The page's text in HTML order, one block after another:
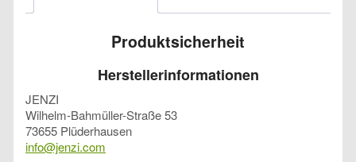
Produktsicherheit
Herstellerinformationen
JENZI
Wilhelm-Bahmüller-Straße 53
73655 Plüderhausen
info@jenzi.com